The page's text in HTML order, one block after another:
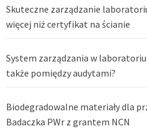
Skuteczne zarządzanie
więcej niż certyfikat na ścianie
System zarządzania w
także pomiędzy audytami?
Biodegradowalne materiały dla
Badaczka PWr z grantem NCN